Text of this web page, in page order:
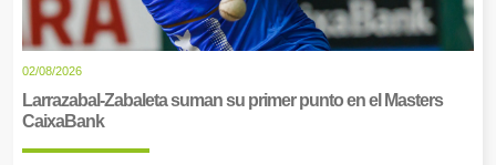
02/08/2026
Larrazabal-Zabaleta suman su primer punto en el Masters
CaixaBank